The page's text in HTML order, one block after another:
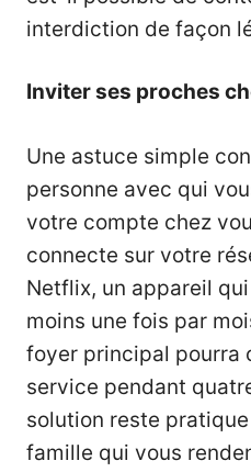
interdiction de façon
Inviter ses proches
Une astuce simple
personne avec qui
votre compte chez
connecte sur votre
Netflix, un appareil
moins une fois par
foyer principal pourra
service pendant
solution reste
famille qui vous